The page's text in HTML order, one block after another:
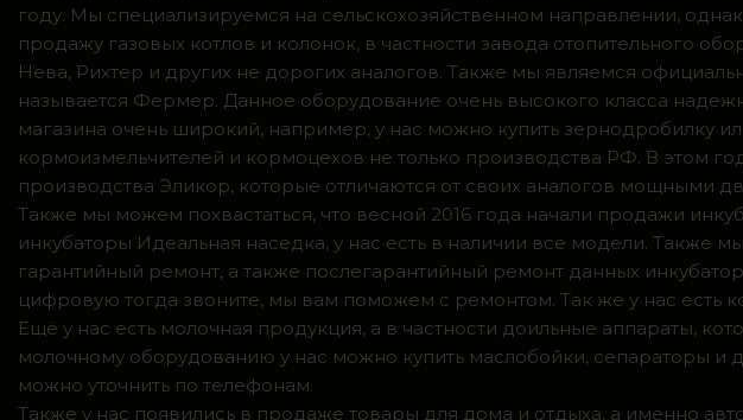
году. Мы специализируемся на сельскохозяйственном направлении,
продажу газовых котлов и колонок, в частности завода отопительного
Нева, Рихтер и других не дорогих аналогов. Также мы являемся
называется Фермер. Данное оборудование очень высокого класса
магазина очень широкий, например, у нас можно купить зернодробилку
кормоизмельчителей и кормоцехов не только производства РФ. В этом
производства Эликор, которые отличаются от своих аналогов мощными
Также мы можем похвастаться, что весной 2016 года начали продажи
инкубаторы Идеальная наседка, у нас есть в наличии все модели.
гарантийный ремонт, а также послегарантийный ремонт данных
цифровую тогда звоните, мы вам поможем с ремонтом. Так же у нас есть
Ещё у нас есть молочная продукция, а в частности доильные аппараты,
молочному оборудованию у нас можно купить маслобойки, сепараторы
можно уточнить по телефонам.
Также у нас появились в продаже товары для дома и отдыха, а именно